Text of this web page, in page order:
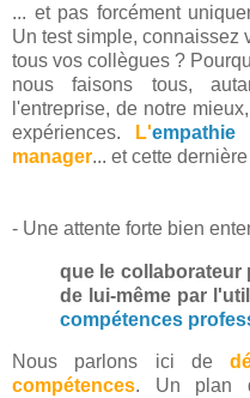
... et pas forcément
Un test simple, connaissez
tous vos collègues ?
nous faisons tous,
l'entreprise, de notre
expériences.
L'empathie
manager... et cette
- Une attente forte bien
que le collaborateur
de lui-même par
compétences
Nous parlons ici de
compétences. Un plan